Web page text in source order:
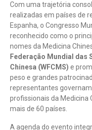
Com uma trajetória
realizadas em países de
Espanha, o Congresso
reconhecido como o
nomes da Medicina
Federação Mundial das
Chinesa (WFCMS) e
peso e grandes
representantes
profissionais da Medicina
mais de 60 países.
A agenda do evento